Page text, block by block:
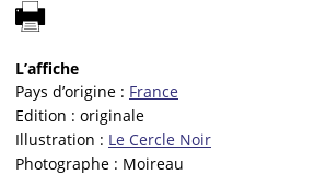
L’affiche
Pays d’origine : France
Edition : originale
Illustration : Le Cercle Noir
Photographe : Moireau